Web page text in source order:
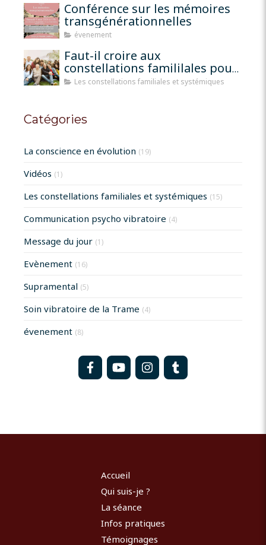
Conférence sur les mémoires
transgénérationnelles
évenement
Faut-il croire aux
constellations famililales pour
qu'elles fonctionnent?
Les constellations familiales et systémiques
Catégories
La conscience en évolution (19)
Vidéos (1)
Les constellations familiales et systémiques (15)
Communication psycho vibratoire (4)
Message du jour (1)
Evènement (16)
Supramental (5)
Soin vibratoire de la Trame (4)
évenement (8)
Accueil
Qui suis-je ?
La séance
Infos pratiques
Témoignages